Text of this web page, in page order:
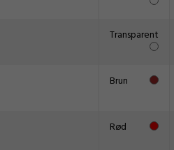
Transparent
Brun
Rød